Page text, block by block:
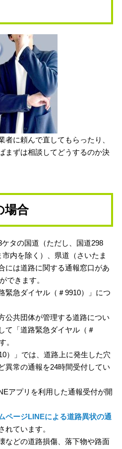
に頼んで直してもらったり、
まずは相談してどうするのか決
場合
タの国道（ただし、国道298
内を除く）、県道（さいたま
には道路に関する通報窓口があ
できます。
緊急ダイヤル（＃9910）」につ
公共団体が管理する道路につい
て「道路緊急ダイヤル（＃
。
）」では、道路上に発生した穴
異常の通報を24時間受付してい
アプリを利用した通報受付が開
ページLINEによる道路異状の通
れています。
などの道路損傷、落下物や路面